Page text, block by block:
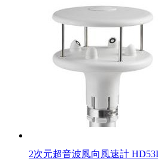
2次元超音波風向風速計